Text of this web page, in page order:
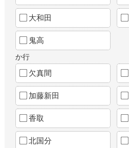
大和田
鬼高
か行
欠真間
加藤新田
香取
北国分